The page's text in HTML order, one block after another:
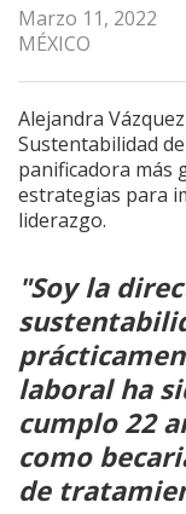
Marzo 11, 2022
MÉXICO
Alejandra
Sustentabilidad
panificadora más
estrategias para
liderazgo.
"Soy la
laboral ha
cumplo 22
como
de